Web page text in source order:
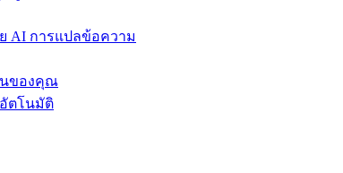
AI การแปลข้อความ
นของคุณ
ตโนมัติ